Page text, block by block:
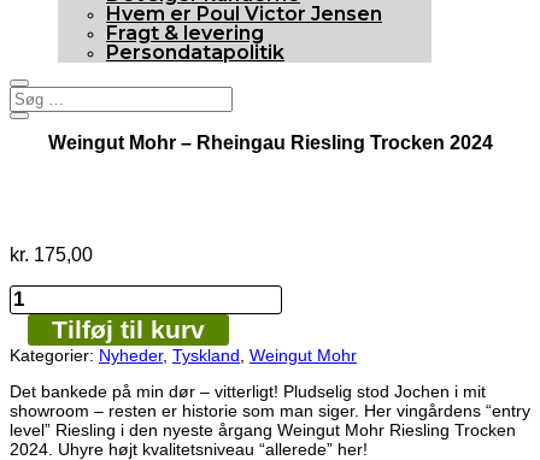
Hvem er Poul Victor Jensen
Fragt & levering
Persondatapolitik
Weingut Mohr – Rheingau Riesling Trocken 2024
kr. 175,00
Weingut
Mohr
Rheingau
Riesling
Trocken
2024
antal
Tilføj til kurv
Kategorier: Nyheder, Tyskland Weingut Mohr
Det bankede på min dør – vitterligt! Pludselig stod Jochen i mit
showroom – resten er historie som man siger. Her vingårdens “entry
level” Riesling i den nyeste årgang Weingut Mohr Riesling Trocken
2024. Uhyre højt kvalitetsniveau “allerede” her!